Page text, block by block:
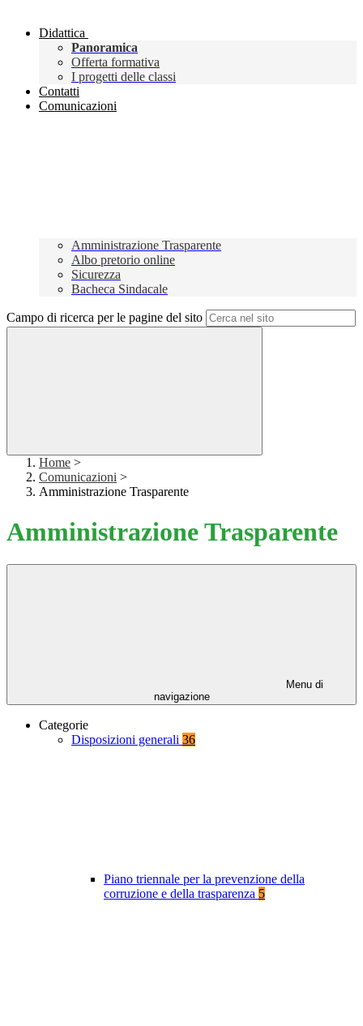
Didattica
Panoramica
Offerta formativa
I progetti delle classi
Contatti
Comunicazioni
Amministrazione Trasparente
Albo pretorio online
Sicurezza
Bacheca Sindacale
Campo di ricerca per le pagine del sito
Home >
Comunicazioni >
Amministrazione Trasparente
Amministrazione Trasparente
Menu di
navigazione
Categorie
Disposizioni generali 36
Piano triennale per la prevenzione della
corruzione e della trasparenza 5